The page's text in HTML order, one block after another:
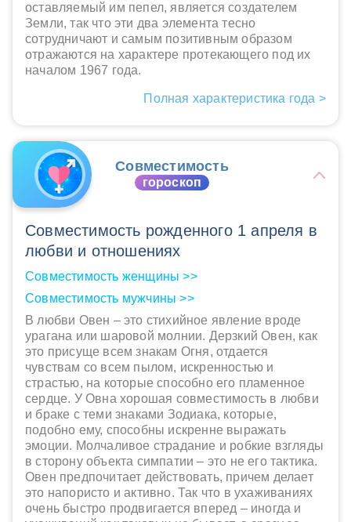
оставляемый им пепел, является создателем
Земли, так что эти два элемента тесно
сотрудничают и самым позитивным образом
отражаются на характере протекающего под их
началом 1967 года.
Полная характеристика года >
Совместимость
гороскоп
Совместимость рожденного 1 апреля в
любви и отношениях
Совместимость женщины >>
Совместимость мужчины >>
В любви Овен – это стихийное явление вроде
урагана или шаровой молнии. Дерзкий Овен, как
это присуще всем знакам Огня, отдается
чувствам со всем пылом, искренностью и
страстью, на которые способно его пламенное
сердце. У Овна хорошая совместимость в любви
и браке с теми знаками Зодиака, которые,
подобно ему, способны искренне выражать
эмоции. Молчаливое страдание и робкие взгляды
в сторону объекта симпатии – это не его тактика.
Овен предпочитает действовать, причем делает
это напористо и активно. Так что в ухаживаниях
очень быстро продвигается вперед – иногда и